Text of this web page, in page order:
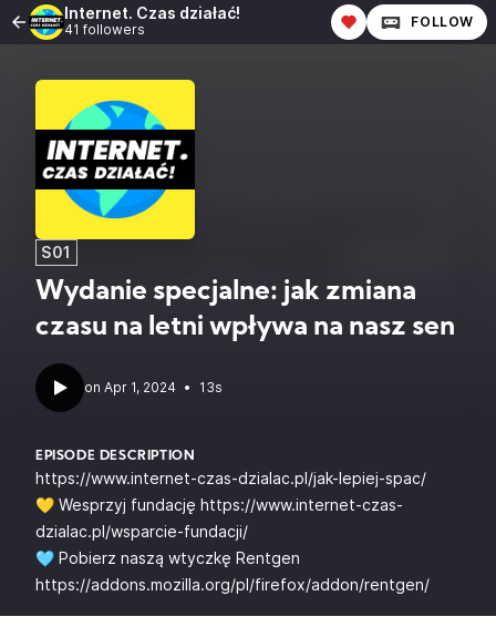
Internet. Czas działać!
41 followers FOLLOW
S01
Wydanie specjalne: jak zmiana
czasu na letni wpływa na nasz sen
• 13s
EPISODE DESCRIPTION
https://www.internet-czas-dzialac.pl/jak-lepiej-spac/
💛 Wesprzyj fundację https://www.internet-czas-
dzialac.pl/wsparcie-fundacji/
🩵 Pobierz naszą wtyczkę Rentgen
https://addons.mozilla.org/pl/firefox/addon/rentgen/